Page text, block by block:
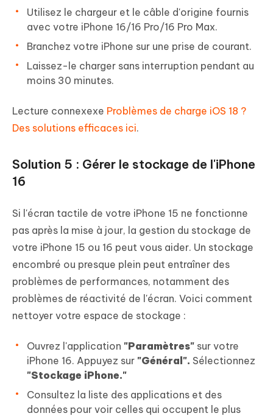
Utilisez le chargeur et le câble d'origine fournis
avec votre iPhone 16/16 Pro/16 Pro Max.
Branchez votre iPhone sur une prise de courant.
Laissez-le charger sans interruption pendant au
moins 30 minutes.
Lecture connexexe Problèmes de charge iOS 18 ?
Des solutions efficaces ici.
Solution 5 : Gérer le stockage de l'iPhone
16
Si l'écran tactile de votre iPhone 15 ne fonctionne
pas après la mise à jour, la gestion du stockage de
votre iPhone 15 ou 16 peut vous aider. Un stockage
encombré ou presque plein peut entraîner des
problèmes de performances, notamment des
problèmes de réactivité de l'écran. Voici comment
nettoyer votre espace de stockage :
Ouvrez l'application "Paramètres" sur votre
iPhone 16. Appuyez sur "Général". Sélectionnez
"Stockage iPhone."
Consultez la liste des applications et des
données pour voir celles qui occupent le plus